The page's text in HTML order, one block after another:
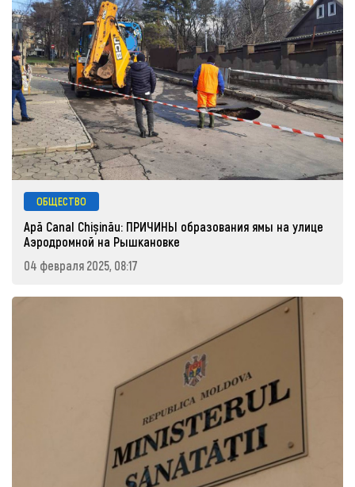
ОБЩЕСТВО
Apă Canal Chișinău: ПРИЧИНЫ образования ямы на улице
Аэродромной на Рышкановке
04 февраля 2025, 08:17